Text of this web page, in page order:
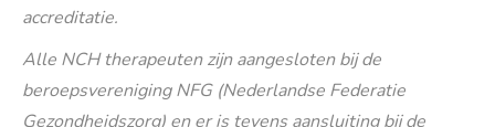
accreditatie.
Alle NCH therapeuten zijn aangesloten bij de
beroepsvereniging NFG (Nederlandse Federatie
Gezondheidszorg) en er is tevens aansluiting bij de